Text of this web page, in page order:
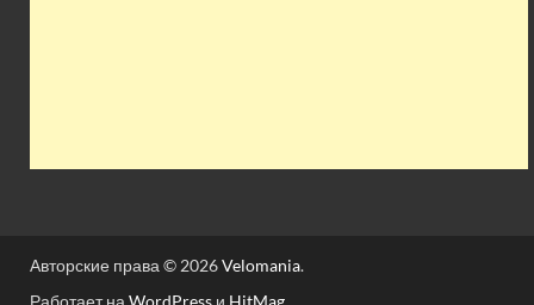
Авторские права © 2026Velomania.
Работает на WordPress и HitMag